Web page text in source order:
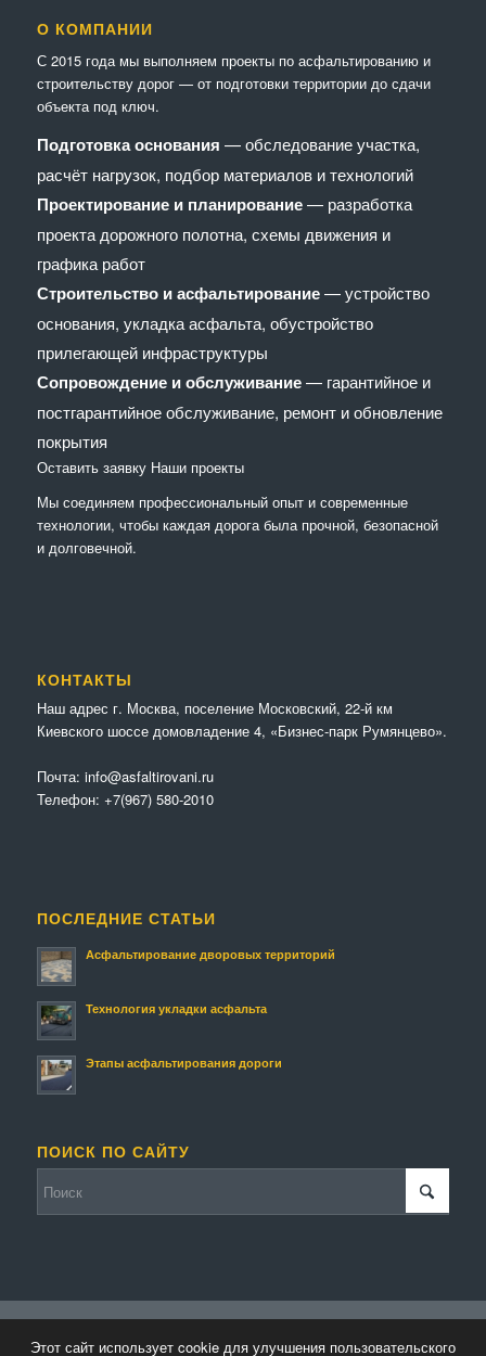
О КОМПАНИИ
С 2015 года мы выполняем проекты по асфальтированию и
строительству дорог — от подготовки территории до сдачи
объекта под ключ.
Подготовка основания — обследование участка,
расчёт нагрузок, подбор материалов и технологий
Проектирование и планирование— разработка
проекта дорожного полотна, схемы движения и
графика работ
Строительство и асфальтирование— устройство
основания, укладка асфальта, обустройство
прилегающей инфраструктуры
Сопровождение и обслуживание— гарантийное и
постгарантийное обслуживание, ремонт и обновление
покрытия
Оставить заявку Наши проекты
Мы соединяем профессиональный опыт и современные
технологии, чтобы каждая дорога была прочной, безопасной
и долговечной.
КОНТАКТЫ
Наш адрес г. Москва, поселение Московский, 22-й км
Киевского шоссе домовладение 4, «Бизнес-парк Румянцево».
Почта: info@asfaltirovani.ru
Телефон: +7(967) 580-2010
ПОСЛЕДНИЕ СТАТЬИ
Асфальтирование дворовых территорий
Технология укладки асфальта
Этапы асфальтирования дороги
ПОИСК ПО САЙТУ
WordPress Theme by Kriesi
Этот сайт использует cookie для улучшения пользовательского